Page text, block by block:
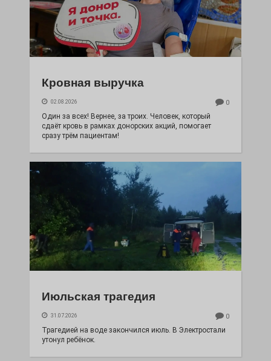
Кровная выручка
02.08.2026 0
Один за всех! Вернее, за троих. Человек, который
сдаёт кровь в рамках донорских акций, помогает
сразу трём пациентам!
Июльская трагедия
31.07.2026 0
Трагедией на воде закончился июль. В Электростали
утонул ребёнок.